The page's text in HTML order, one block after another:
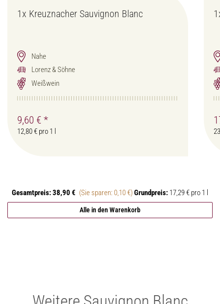
1x Kreuznacher Sauvignon Blanc
Nahe
Lorenz & Söhne
Weißwein
9,60 € *
12,80 € pro 1 l
Gesamtpreis:38,90 € (Sie sparen: 0,10 €)Grundpreis: 17,29 € pro 1 l
Alle in den Warenkorb